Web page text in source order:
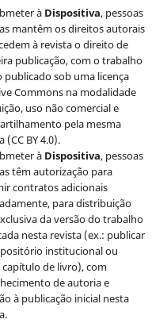
à Dispositiva, pessoas
mantêm os direitos autorais
à revista o direito de
publicação, com o trabalho
publicado sob uma licença
Commons na modalidade
uso não comercial e
pela mesma
(CC BY 4.0).
à Dispositiva, pessoas
têm autorização para
contratos adicionais
para distribuição
da versão do trabalho
nesta revista (ex.: publicar
institucional ou
de livro), com
de autoria e
à publicação inicial nesta